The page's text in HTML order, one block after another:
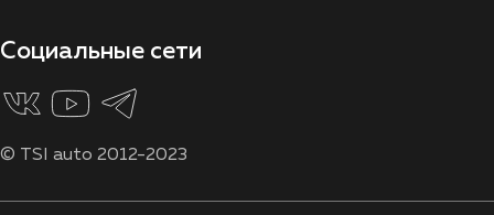
Социальные сети
© TSI auto 2012-2023